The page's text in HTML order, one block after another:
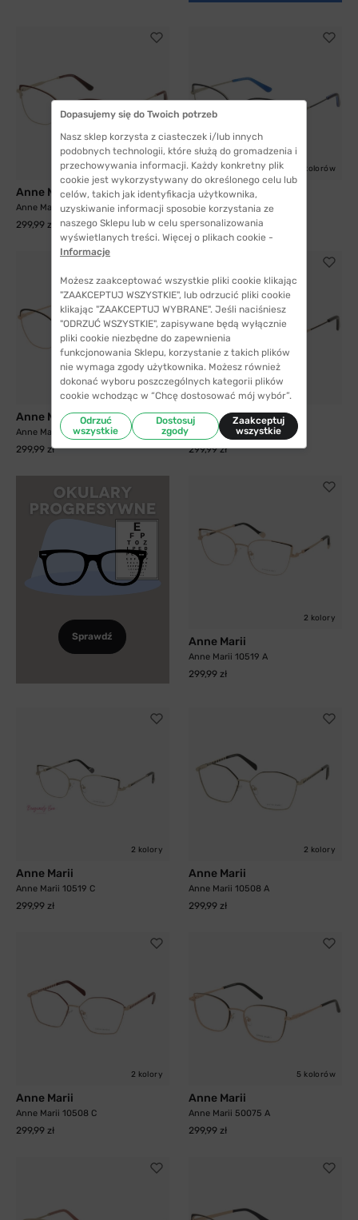
3 kolory
Anne Marii
Anne Marii 50084 C
299,99 zł
5 kolorów
Anne Marii
Anne Marii 50078 C
299,99 zł
3 kolory
Anne Marii
Anne Marii 50086 A
299,99 zł
Anne Marii
Anne Marii 50087 A
299,99 zł
Sprawdź
2 kolory
Anne Marii
Anne Marii 10519 A
299,99 zł
2 kolory
Anne Marii
Anne Marii 10519 C
299,99 zł
2 kolory
Anne Marii
Anne Marii 10508 A
299,99 zł
2 kolory
Anne Marii
Anne Marii 10508 C
299,99 zł
5 kolorów
Anne Marii
Anne Marii 50075 A
299,99 zł
Dopasujemy się do Twoich potrzeb
Nasz sklep korzysta z ciasteczek i/lub innych
podobnych technologii, które służą do gromadzenia i
przechowywania informacji. Każdy konkretny plik
cookie jest wykorzystywany do określonego celu lub
celów, takich jak identyfikacja użytkownika,
uzyskiwanie informacji sposobie korzystania ze
naszego Sklepu lub w celu spersonalizowania
wyświetlanych treści. Więcej o plikach cookie -
Informacje
Możesz zaakceptować wszystkie pliki cookie klikając
"ZAAKCEPTUJ WSZYSTKIE", lub odrzucić pliki cookie
klikając "ZAAKCEPTUJ WYBRANE". Jeśli naciśniesz
"ODRZUĆ WSZYSTKIE", zapisywane będą wyłącznie
pliki cookie niezbędne do zapewnienia
funkcjonowania Sklepu, korzystanie z takich plików
nie wymaga zgody użytkownika. Możesz również
dokonać wyboru poszczególnych kategorii plików
cookie wchodząc w “Chcę dostosować mój wybór”.
Odrzuć
wszystkie
Dostosuj
zgody
Zaakceptuj
wszystkie